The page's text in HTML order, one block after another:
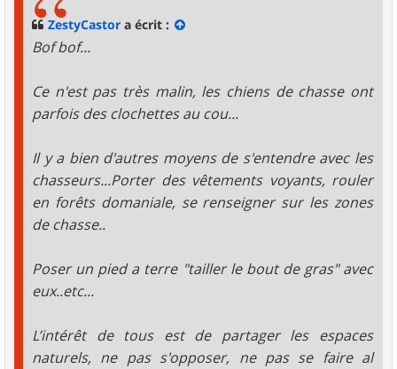
ZestyCastor a écrit :
Bof bof...
Ce n'est pas très malin, les chiens de chasse ont
parfois des clochettes au cou...
Il y a bien d'autres moyens de s'entendre avec les
chasseurs...Porter des vêtements voyants, rouler
en forêts domaniale, se renseigner sur les zones
de chasse..
Poser un pied a terre "tailler le bout de gras" avec
eux..etc...
L’intérêt de tous est de partager les espaces
naturels, ne pas s'opposer, ne pas se faire al